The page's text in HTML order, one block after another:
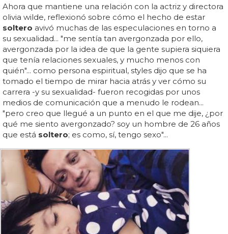
Ahora que mantiene una relación con la actriz y directora
olivia wilde, reflexionó sobre cómo el hecho de estar
soltero avivó muchas de las especulaciones en torno a
su sexualidad... "me sentía tan avergonzada por ello,
avergonzada por la idea de que la gente supiera siquiera
que tenía relaciones sexuales, y mucho menos con
quién"... como persona espiritual, styles dijo que se ha
tomado el tiempo de mirar hacia atrás y ver cómo su
carrera -y su sexualidad- fueron recogidas por unos
medios de comunicación que a menudo le rodean...
"pero creo que llegué a un punto en el que me dije, ¿por
qué me siento avergonzado? soy un hombre de 26 años
que está soltero; es como, sí, tengo sexo"...